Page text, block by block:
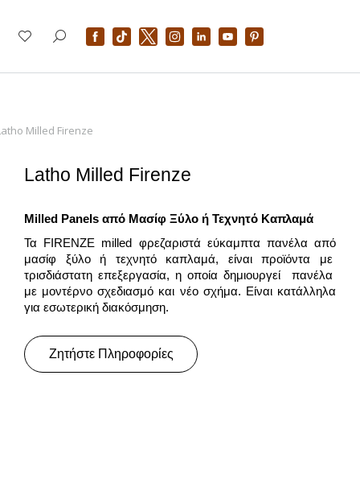
Milled Firenze
Latho Milled Firenze
Milled Panels από Μασίφ Ξύλο ή Τεχνητό Καπλαμά
Τα FIRENZE milled φρεζαριστά εύκαμπτα πανέλα από
μασίφ ξύλο ή τεχνητό καπλαμά, είναι προϊόντα με
τρισδιάστατη επεξεργασία, η οποία δημιουργεί πανέλα
με μοντέρνο σχεδιασμό και νέο σχήμα. Είναι κατάλληλα
για εσωτερική διακόσμηση.
Ζητήστε Πληροφορίες